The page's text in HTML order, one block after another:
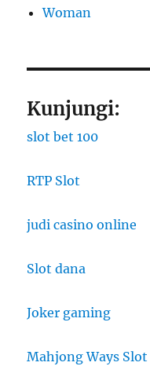
Woman
Kunjungi:
slot bet 100
RTP Slot
judi casino online
Slot dana
Joker gaming
Mahjong Ways Slot